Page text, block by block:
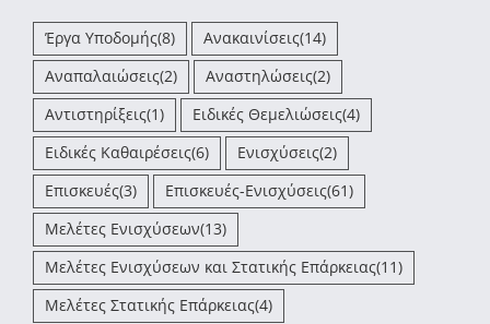
Έργα Υποδομής(8) Ανακαινίσεις(14)
Αναπαλαιώσεις(2) Αναστηλώσεις(2)
Αντιστηρίξεις(1) Ειδικές Θεμελιώσεις(4)
Ειδικές Καθαιρέσεις(6) Ενισχύσεις(2)
Επισκευές(3) Επισκευές-Ενισχύσεις(61)
Μελέτες Ενισχύσεων(13)
Μελέτες Ενισχύσεων και Στατικής Επάρκειας(11)
Μελέτες Στατικής Επάρκειας(4)